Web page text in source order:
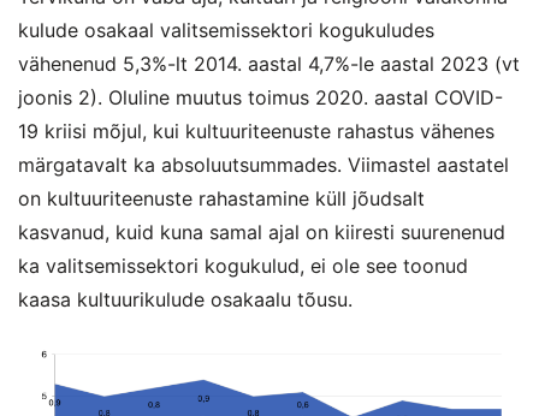
kulude osakaal valitsemissektori kogukuludes
vähenenud 5,3%-lt 2014. aastal 4,7%-le aastal 2023 (vt
joonis 2). Oluline muutus toimus 2020. aastal COVID-
19 kriisi mõjul, kui kultuuriteenuste rahastus vähenes
märgatavalt ka absoluutsummades. Viimastel aastatel
on kultuuriteenuste rahastamine küll jõudsalt
kasvanud, kuid kuna samal ajal on kiiresti suurenenud
ka valitsemissektori kogukulud, ei ole see toonud
kaasa kultuurikulude osakaalu tõusu.